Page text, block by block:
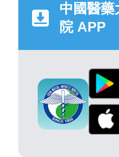
中國醫藥
院 APP